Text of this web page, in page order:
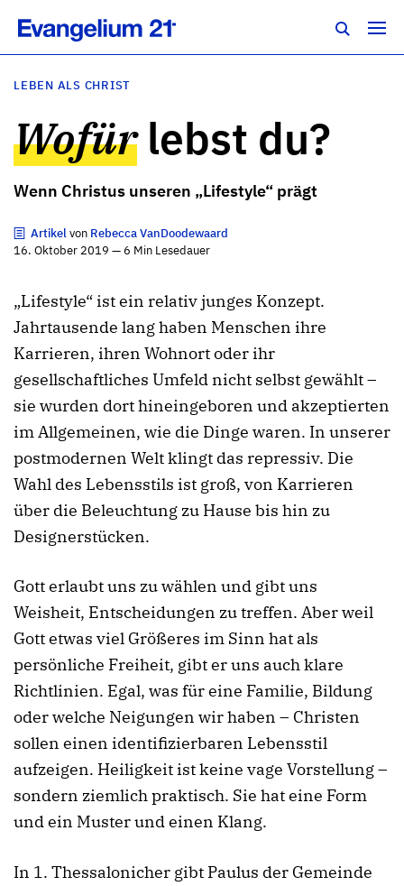
LEBEN ALS CHRIST
Wofürlebst du?
Wenn Christus unseren „Lifestyle“ prägt
Artikelvon Rebecca VanDoodewaard
16. Oktober 2019 — 6 Min Lesedauer
„Lifestyle“ ist ein relativ junges Konzept.
Jahrtausende lang haben Menschen ihre
Karrieren, ihren Wohnort oder ihr
gesellschaftliches Umfeld nicht selbst gewählt –
sie wurden dort hineingeboren und akzeptierten
im Allgemeinen, wie die Dinge waren. In unserer
postmodernen Welt klingt das repressiv. Die
Wahl des Lebensstils ist groß, von Karrieren
über die Beleuchtung zu Hause bis hin zu
Designerstücken.
Gott erlaubt uns zu wählen und gibt uns
Weisheit, Entscheidungen zu treffen. Aber weil
Gott etwas viel Größeres im Sinn hat als
persönliche Freiheit, gibt er uns auch klare
Richtlinien. Egal, was für eine Familie, Bildung
oder welche Neigungen wir haben – Christen
sollen einen identifizierbaren Lebensstil
aufzeigen. Heiligkeit ist keine vage Vorstellung –
sondern ziemlich praktisch. Sie hat eine Form
und ein Muster und einen Klang.
In 1. Thessalonicher gibt Paulus der Gemeinde